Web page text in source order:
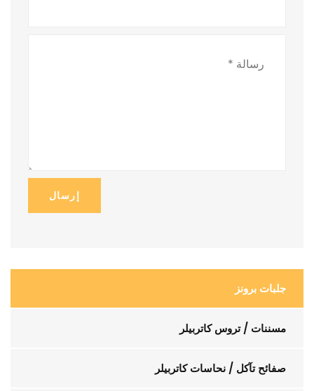
جلبات برونز
مسننات / تروس كاتربيلر
صفائح تآكل / نحاسات كاتربيلر
إرسال